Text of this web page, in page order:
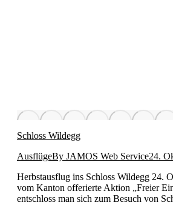
Schloss Wildegg
AusflügeBy JAMOS Web Service24.
Herb­staus­flug ins Schloss Wildegg 24.
vom Kan­ton offerierte Aktion „Freier
entschloss man sich zum Besuch von